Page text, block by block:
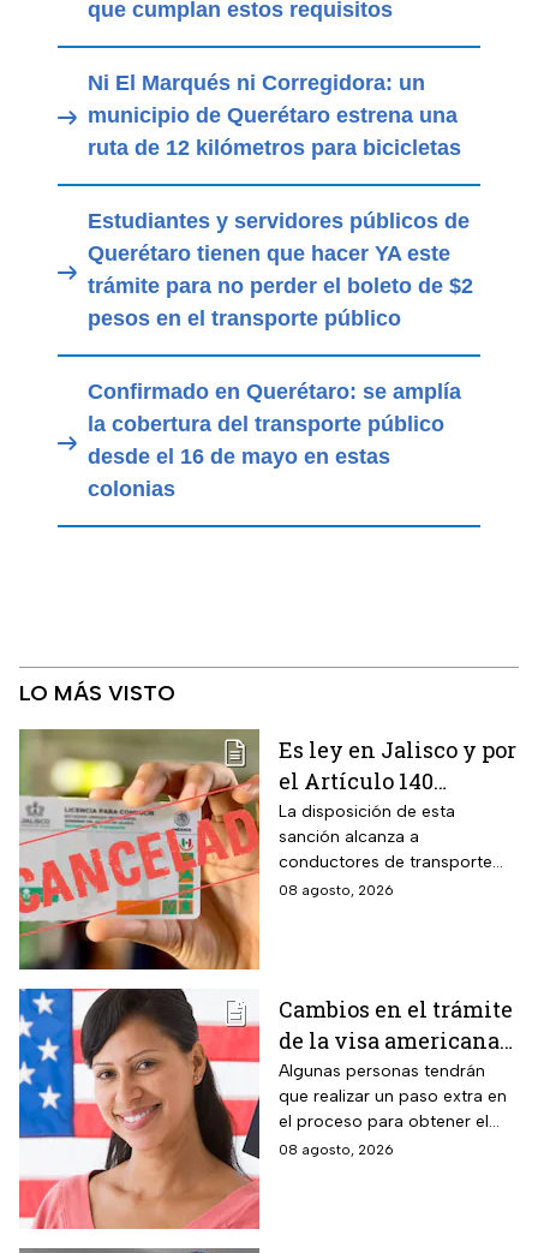
que cumplan estos requisitos
Ni El Marqués ni Corregidora: un
municipio de Querétaro estrena una
ruta de 12 kilómetros para bicicletas
Estudiantes y servidores públicos de
Querétaro tienen que hacer YA este
trámite para no perder el boleto de $2
pesos en el transporte público
Confirmado en Querétaro: se amplía
la cobertura del transporte público
desde el 16 de mayo en estas
colonias
LO MÁS VISTO
Es ley en Jalisco y por
el Artículo 140
cancelarán la licencia
de conducir de por
vida a todos los
automovilistas que
La disposición de esta
sanción alcanza a
conductores de transporte
escolar, unidades de
común.
08 agosto, 2026
Cambios en el trámite
de la visa americana
2026 y para quiénes
aplica
Algunas personas tendrán
que realizar un paso extra en
el proceso para obtener el
documento que permite
08 agosto, 2026